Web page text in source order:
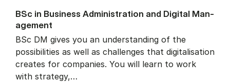
BSc in Busi­ness Ad­min­is­tra­tion and Di­git­al Man­
age­ment
BSc DM gives you an understanding of the
possibilities as well as challenges that digitalisation
creates for companies. You will learn to work
with strategy,…